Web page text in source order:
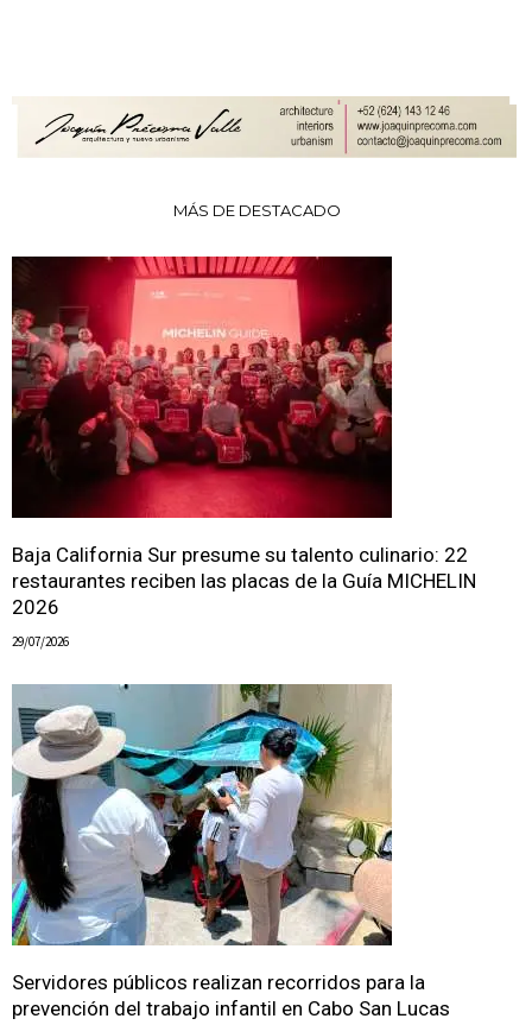
MÁS DE DESTACADO
Baja California Sur presume su talento culinario: 22
restaurantes reciben las placas de la Guía MICHELIN
2026
29/07/2026
Servidores públicos realizan recorridos para la
prevención del trabajo infantil en Cabo San Lucas